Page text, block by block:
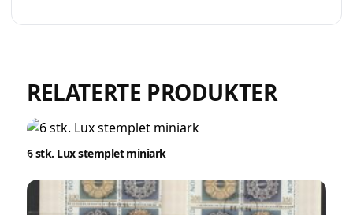
RELATERTE PRODUKTER
6 stk. Lux stemplet miniark
skjulte kostnader eller provisjon. Opprett
Registrer konto
Opprett en konto på få sekunder og legg ut dine første
auksjoner i dag. Ingen gebyrer. Ingen provisjon. Bare ekte